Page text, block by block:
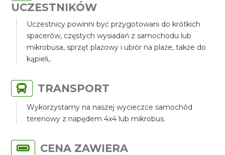
UCZESTNIKÓW
Uczestnicy powinni być przygotowani do krótkich
spacerów, częstych wysiadań z samochodu lub
mikrobusa, sprzęt plażowy i ubiór na plaże, także do
kąpieli,.
TRANSPORT
Wykorzystamy na naszej wycieczce samochód
terenowy z napędem 4x4 lub mikrobus.
CENA ZAWIERA